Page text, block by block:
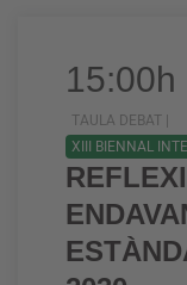
15:00h
TAULA DEBAT |
XIII BIENNAL